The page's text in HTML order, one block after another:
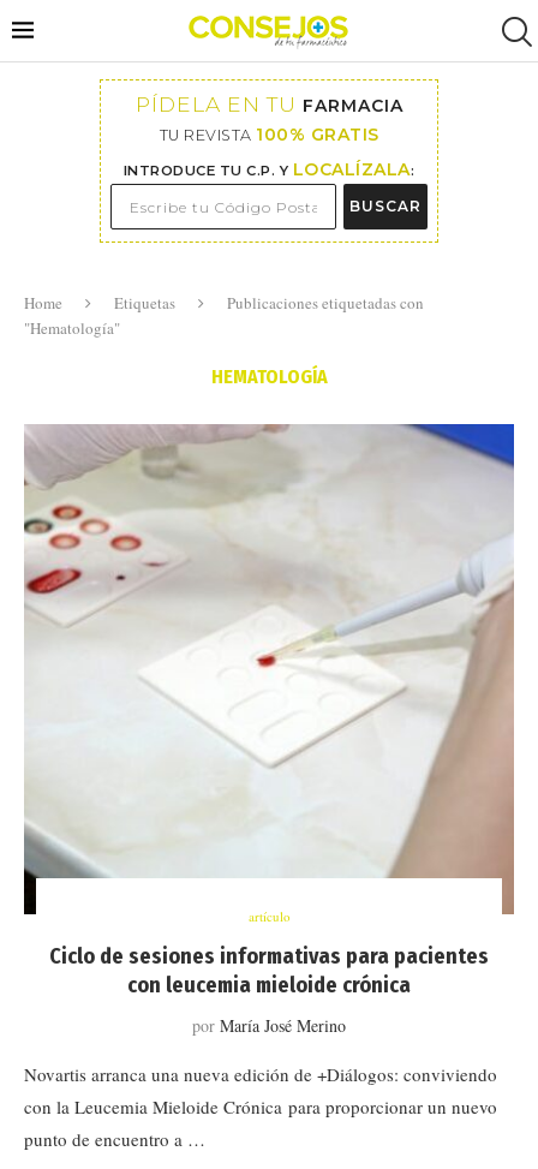
PÍDELA EN TU FARMACIA
TU REVISTA 100% GRATIS
INTRODUCE TU C.P. Y LOCALÍZALA:
BUSCAR
Home Etiquetas
Publicaciones etiquetadas con
"Hematología"
HEMATOLOGÍA
artículo
Ciclo de sesiones informativas para pacientes
con leucemia mieloide crónica
por María José Merino
Novartis arranca una nueva edición de +Diálogos: conviviendo
con la Leucemia Mieloide Crónica para proporcionar un nuevo
punto de encuentro a …